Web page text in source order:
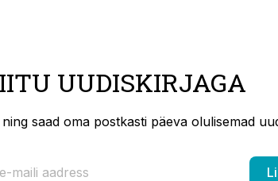
UUDISKIRJAGA
saad oma postkasti päeva olulisemad